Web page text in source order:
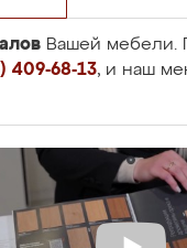
Вашей мебели.
409-68-13, и наш